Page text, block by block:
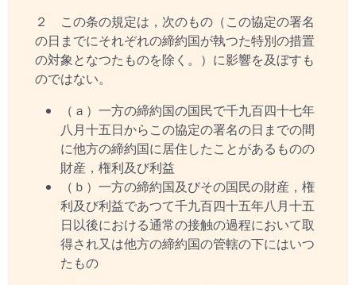
２ この条の規定は，次のもの（この協定の署名
の日までにそれぞれの締約国が執つた特別の措置
の対象となつたものを除く。）に影響を及ぼすも
のではない。
（ａ）一方の締約国の国民で千九百四十七年
八月十五日からこの協定の署名の日までの間
に他方の締約国に居住したことがあるものの
財産，権利及び利益
（ｂ）一方の締約国及びその国民の財産，権
利及び利益であつて千九百四十五年八月十五
日以後における通常の接触の過程において取
得され又は他方の締約国の管轄の下にはいつ
たもの